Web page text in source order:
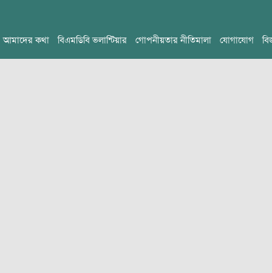
আমাদের কথা বিএমডিবি ভলান্টিয়ার গোপনীয়তার নীতিমালা যোগাযোগ